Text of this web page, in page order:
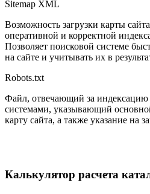
Sitemap XML
Возможность загрузки карты
оперативной и корректной
Позволяет поисковой системе
на сайте и учитывать их в
Robots.txt
Файл, отвечающий за индексацию
системами, указывающий
карту сайта, а также указание на
Калькулятор расчета